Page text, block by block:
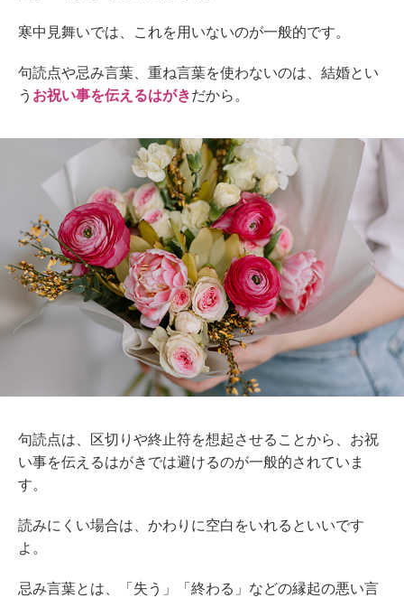
寒中見舞いでは、これを用いないのが一般的です。
句読点や忌み言葉、重ね言葉を使わないのは、結婚とい
う お祝い事を伝えるはがきだから。
句読点は、区切りや終止符を想起させることから、お祝
い事を伝えるはがきでは避けるのが一般的されていま
す。
読みにくい場合は、かわりに空白をいれるといいです
よ。
忌み言葉とは、「失う」「終わる」などの縁起の悪い言